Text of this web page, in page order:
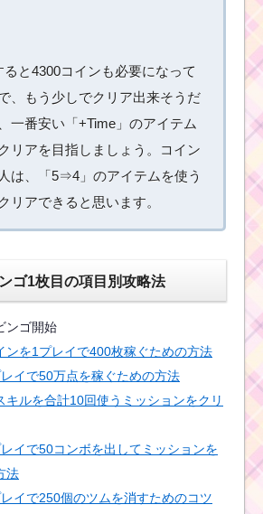
うミッションをクリア
する方法
友達を呼ぶスキルを使
って1プレイで60万点
を稼いだ方法
2500EXP稼ぐ方法
ツムツムを始めたけど
ミッションビンゴ1枚目
が出来ない！？
と4300コインも必要になって
、もう少しでクリア出来そうだ
一番安い「+Time」のアイテム
リアを目指しましょう。コイン
は、「5⇒4」のアイテムを使う
リアできると思います。
ゴ1枚目の項目別攻略法
ンゴ開始
ンを1プレイで400枚稼ぐための方法
イで50万点を稼ぐための方法
キルを合計10回使うミッションをクリ
イで50コンボを出してミッションを
法
イで250個のツムを消すためのコツ